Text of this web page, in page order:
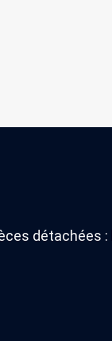
détachées